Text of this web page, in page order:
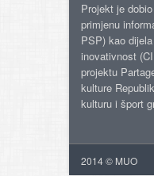
Projekt je
primjenu
PSP) kao
inovativnost
projektu
kulture
kulturu i šport
2014 © MUO